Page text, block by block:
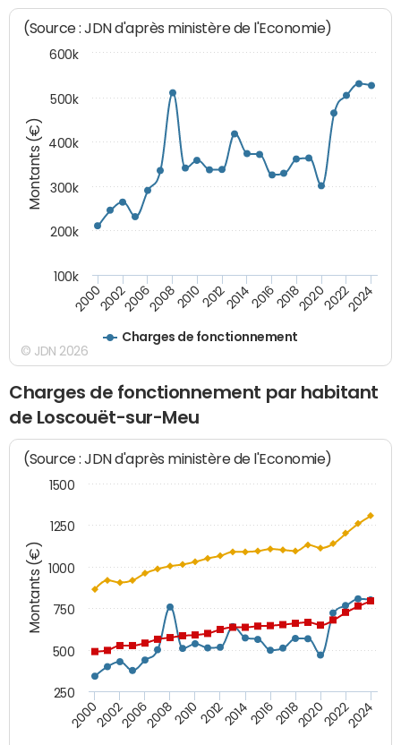
Montants (€)
(Source : JDN d'après ministère de l'Economie)
Charges de fonctionnement
200020022006200820102012201420162018202020222024
100k
200k
300k
400k
500k
600k
© JDN 2026
Charges de fonctionnement par habitant
de Loscouët-sur-Meu
Montants (€)
(Source : JDN d'après ministère de l'Economie)
200020022006200820102012201420162018202020222024
250
500
750
1000
1250
1500